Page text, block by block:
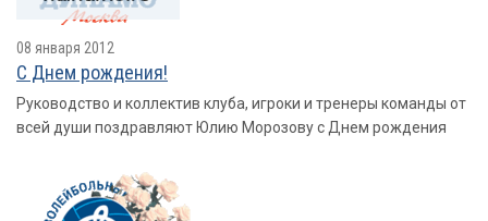
08 января 2012
С Днем рождения!
Руководство и коллектив клуба, игроки и тренеры команды от
всей души поздравляют Юлию Морозову с Днем рождения